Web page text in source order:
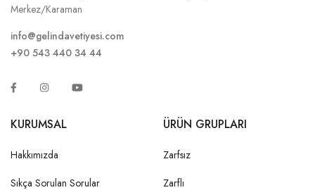
Merkez/Karaman
info@gelindavetiyesi.com
+90 543 440 34 44
KURUMSAL
Hakkımızda
Sıkça Sorulan Sorular
ÜRÜN GRUPLARI
Zarfsız
Zarflı